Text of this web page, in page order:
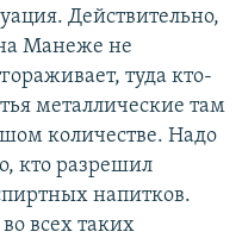
Действительно,
Манеже не
туда кто-
металлические там
количестве. Надо
кто разрешил
напитков.
всех таких